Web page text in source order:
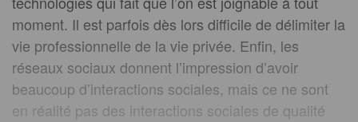
moment. Il est parfois dès lors difficile de délimiter la
vie professionnelle de la vie privée. Enfin, les
réseaux sociaux donnent l’impression d’avoir
beaucoup d’interactions sociales, mais ce ne sont
en réalité pas des interactions sociales de qualité